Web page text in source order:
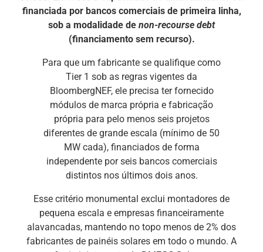
financiada por bancos comerciais de primeira linha,
sob a modalidade de non-recourse debt
(financiamento sem recurso).
Para que um fabricante se qualifique como
Tier 1 sob as regras vigentes da
BloombergNEF, ele precisa ter fornecido
módulos de marca própria e fabricação
própria para pelo menos seis projetos
diferentes de grande escala (mínimo de 50
MW cada), financiados de forma
independente por seis bancos comerciais
distintos nos últimos dois anos.
Esse critério monumental exclui montadores de
pequena escala e empresas financeiramente
alavancadas, mantendo no topo menos de 2% dos
fabricantes de painéis solares em todo o mundo. A